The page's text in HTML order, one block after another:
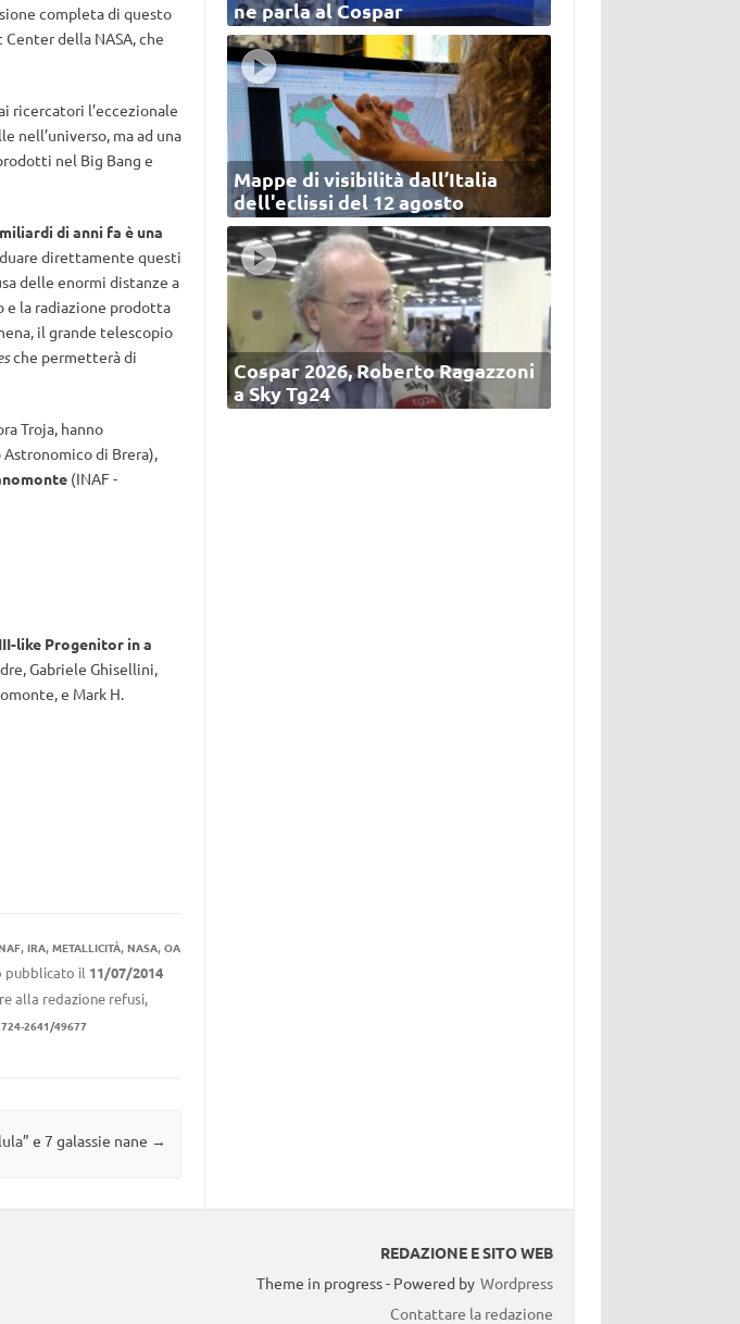
completa di questo
della NASA, che
ricercatori l’eccezionale
nell’universo, ma ad una
nel Big Bang e
di anni fa è una
direttamente questi
delle enormi distanze a
e la radiazione prodotta
il grande telescopio
che permetterà di
Troja, hanno
di Brera),
(INAF -
like Progenitor in a
Gabriele Ghisellini,
e Mark H.
, IRA, METALLICITÀ, NASA, OA
pubblicato il 11/07/2014
alla redazione refusi,
2641/49677
e 7 galassie nane →
ne parla al Cospar
Mappe di visibilità dall’Italia
dell'eclissi del 12 agosto
Cospar 2026, Roberto Ragazzoni
a Sky Tg24
REDAZIONE E SITO WEB
Theme in progress - Powered by Wordpress
Contattare la redazione